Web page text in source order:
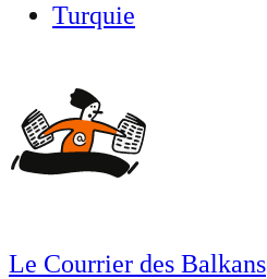
Turquie
Le Courrier des Balkans